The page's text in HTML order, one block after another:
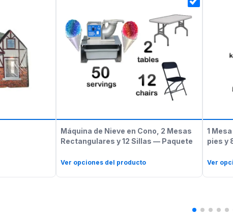
Máquina de Nieve en Cono, 2 Mesas
Rectangulares y 12 Sillas — Paquete
Ver opciones del producto
1
pies y
Ver